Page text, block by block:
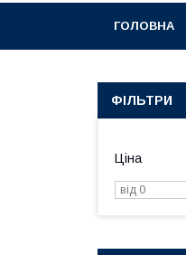
ГОЛОВНА
ФІЛЬТРИ
Ціна